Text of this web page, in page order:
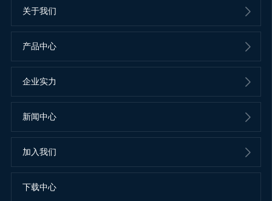
关于我们
产品中心
企业实力
新闻中心
加入我们
下载中心